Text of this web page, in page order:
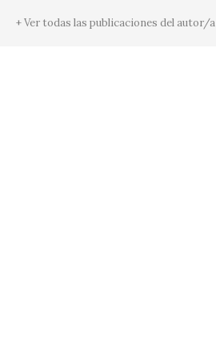
+ Ver todas las publicaciones del autor/a